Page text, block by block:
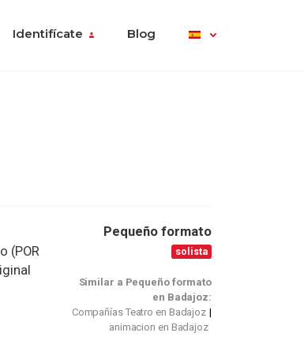
Identifícate Blog
(POR
Pequeño formato
solista
Similar a Pequeño formato
en Badajoz:
Compañías Teatro en Badajoz
animacion en Badajoz